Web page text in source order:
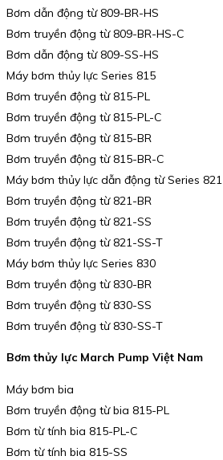
Bơm dẫn động từ 809-BR-HS
Bơm truyền động từ 809-BR-HS-C
Bơm dẫn động từ 809-SS-HS
Máy bơm thủy lực Series 815
Bơm truyền động từ 815-PL
Bơm truyền động từ 815-PL-C
Bơm truyền động từ 815-BR
Bơm truyền động từ 815-BR-C
Máy bơm thủy lực dẫn động từ Series 821
Bơm truyền động từ 821-BR
Bơm truyền động từ 821-SS
Bơm truyền động từ 821-SS-T
Máy bơm thủy lực Series 830
Bơm truyền động từ 830-BR
Bơm truyền động từ 830-SS
Bơm truyền động từ 830-SS-T
Bơm thủy lực March Pump Việt Nam
Máy bơm bia
Bơm truyền động từ bia 815-PL
Bơm từ tính bia 815-PL-C
Bơm từ tính bia 815-SS